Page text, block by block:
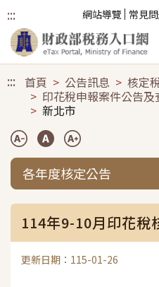
::: 網站導覽 常見
::: 首頁 公告訊息
核定
印花稅申報案件公告及
新北市
各年度核定公告
114年9-10月印花稅
更新日期：115-01-26